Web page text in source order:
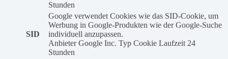
Stunden
SID
Google verwendet Cookies wie das SID-Cookie, um
Werbung in Google-Produkten wie der Google-Suche
individuell anzupassen.
Anbieter Google Inc. Typ Cookie Laufzeit 24
Stunden